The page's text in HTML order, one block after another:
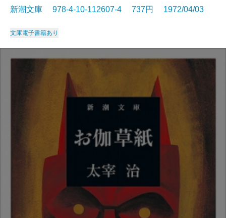
新潮文庫 978-4-10-112607-4 737円 1972/04/03
文庫電子書籍あり